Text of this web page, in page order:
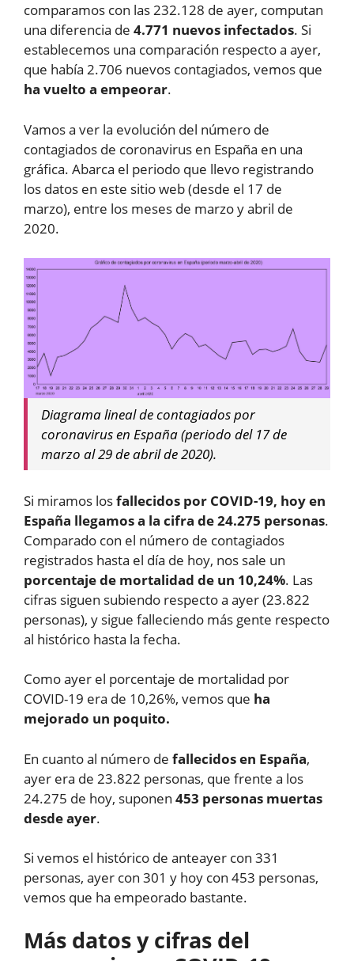
comparamos con las 232.128 de ayer, computan
una diferencia de 4.771 nuevos infectados. Si
establecemos una comparación respecto a ayer,
que había 2.706 nuevos contagiados, vemos que
ha vuelto a empeorar.
Vamos a ver la evolución del número de
contagiados de coronavirus en España en una
gráfica. Abarca el periodo que llevo registrando
los datos en este sitio web (desde el 17 de
marzo), entre los meses de marzo y abril de
2020.
Diagrama lineal de contagiados por
coronavirus en España (periodo del 17 de
marzo al 29 de abril de 2020).
Si miramos losfallecidos por COVID-19, hoy en
España llegamos a la cifra de 24.275 personas.
Comparado con el número de contagiados
registrados hasta el día de hoy, nos sale un
porcentaje de mortalidad de un 10,24%. Las
cifras siguen subiendo respecto a ayer (23.822
personas), y sigue falleciendo más gente respecto
al histórico hasta la fecha.
Como ayer el porcentaje de mortalidad por
COVID-19 era de 10,26%, vemos que ha
mejorado un poquito.
En cuanto al número de fallecidos en España,
ayer era de 23.822 personas, que frente a los
24.275 de hoy, suponen 453 personas muertas
desde ayer.
Si vemos el histórico de anteayer con 331
personas, ayer con 301 y hoy con 453 personas,
vemos que ha empeorado bastante.
Más datos y cifras del